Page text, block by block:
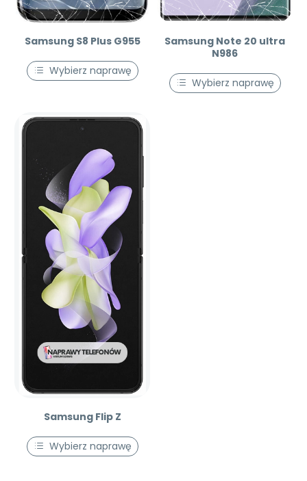
Samsung S8 Plus G955
Wybierz naprawę
Samsung Note 20 ultra
N986
Wybierz naprawę
Samsung Flip Z
Wybierz naprawę